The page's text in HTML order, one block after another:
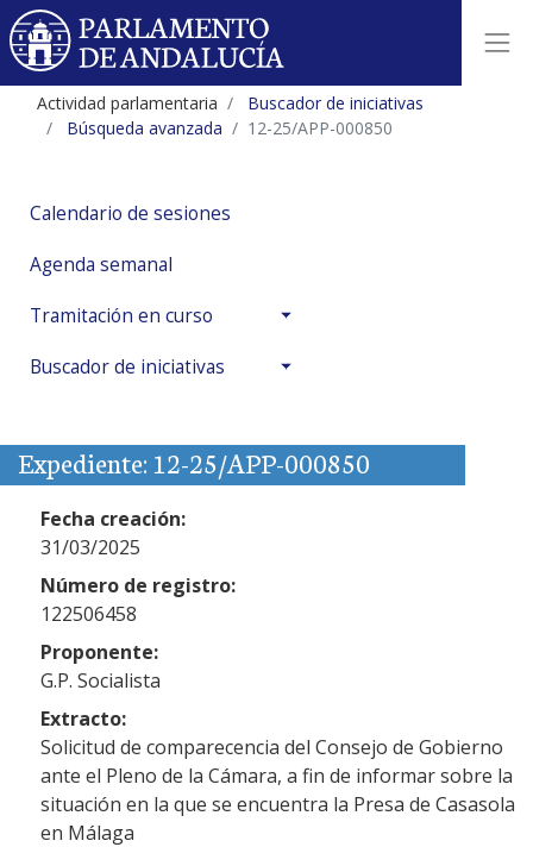
Actividad parlamentaria
Buscador de iniciativas
Búsqueda avanzada
12-25/APP-000850
Calendario de sesiones
Agenda semanal
Tramitación en curso
Buscador de iniciativas
Expediente: 12-25/APP-000850
Fecha creación:
31/03/2025
Número de registro:
122506458
Proponente:
G.P. Socialista
Extracto:
Solicitud de comparecencia del Consejo de Gobierno
ante el Pleno de la Cámara, a fin de informar sobre la
situación en la que se encuentra la Presa de Casasola
en Málaga